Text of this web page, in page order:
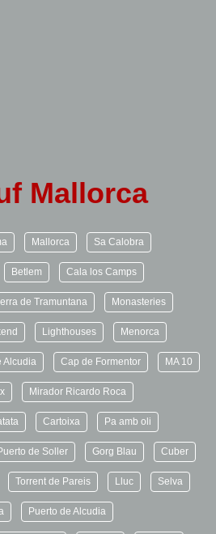
Mallorca
Mallorca Sa Calobra
Betlem Cala los Camps
de Tramuntana Monasteries
Lighthouses Menorca
Alcudia Cap de Formentor MA 10
Mirador Ricardo Roca
Cartoixa Pa amb oli
de Soller Gorg Blau Cuber
Torrent de Pareis Lluc Selva
Puerto de Alcudia